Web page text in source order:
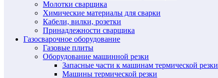
Молотки сварщика
Химические материалы для сварки
Кабели, вилки, розетки
Принадлежности сварщика
Газосварочное оборудование
Газовые плиты
Оборудование машинной резки
Запасные части к машинам термической резки
Машины термической резки